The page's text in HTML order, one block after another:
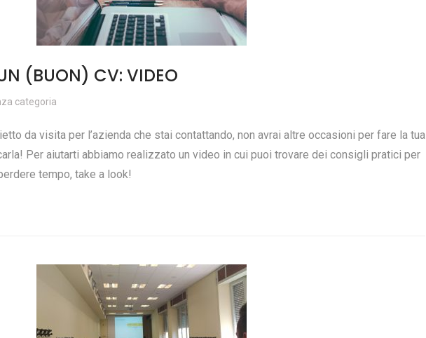
(BUON) CV: VIDEO
categoria
da visita per l’azienda che stai contattando, non avrai altre occasioni per fare la tua
Per aiutarti abbiamo realizzato un video in cui puoi trovare dei consigli pratici per
tempo, take a look!